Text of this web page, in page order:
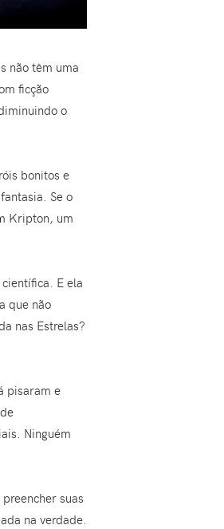
não têm uma
ficção
o
bonitos e
Se o
Kripton, um
E ela
que não
nas Estrelas?
pisaram e
Ninguém
suas
na verdade.